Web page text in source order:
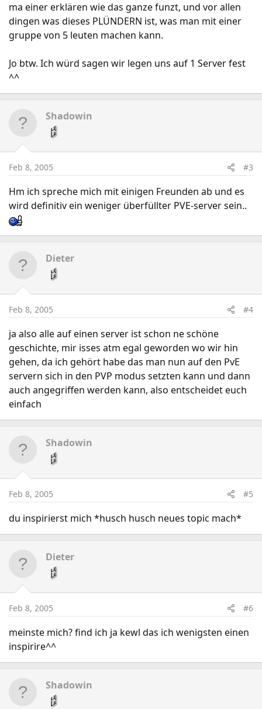
ma einer erklären wie das ganze funzt, und vor allen
dingen was dieses PLÜNDERN ist, was man mit einer
gruppe von 5 leuten machen kann.
Jo btw. Ich würd sagen wir legen uns auf 1 Server fest
^^
Shadowin
Feb 8, 2005 #3
Hm ich spreche mich mit einigen Freunden ab und es
wird definitiv ein weniger überfüllter PVE-server sein..
Dieter
Feb 8, 2005 #4
ja also alle auf einen server ist schon ne schöne
geschichte, mir isses atm egal geworden wo wir hin
gehen, da ich gehört habe das man nun auf den PvE
servern sich in den PVP modus setzten kann und dann
auch angegriffen werden kann, also entscheidet euch
einfach
Shadowin
Feb 8, 2005 #5
du inspirierst mich *husch husch neues topic mach*
Dieter
Feb 8, 2005 #6
meinste mich? find ich ja kewl das ich wenigsten einen
inspirire^^
Shadowin